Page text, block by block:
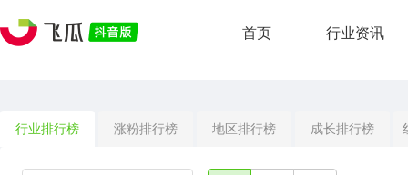
首页 行业资讯
行业排行榜 涨粉排行榜 地区排行榜 成长排行榜